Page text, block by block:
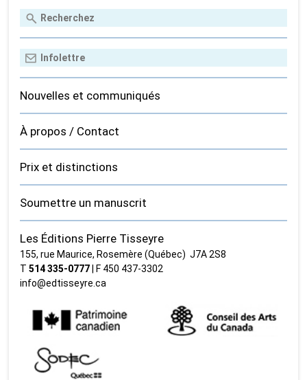
Nouvelles et communiqués
À propos / Contact
Prix et distinctions
Soumettre un manuscrit
Les Éditions Pierre Tisseyre
155, rue Maurice, Rosemère (Québec) J7A 2S8
T514 335‑0777| F 450 437‑3302
info@edtisseyre.ca